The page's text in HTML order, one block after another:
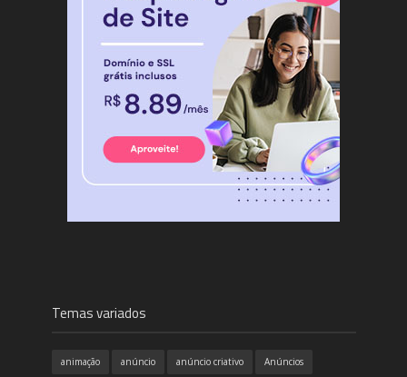
Temas variados
animação anúncio anúncio criativo Anúncios